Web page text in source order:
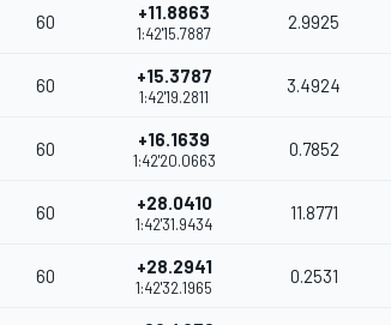
60 +11.8863
1:42'15.7887
2.9925
60 +15.3787
1:42'19.2811
3.4924
60 +16.1639
1:42'20.0663
0.7852
60 +28.0410
1:42'31.9434
11.8771
60 +28.2941
1:42'32.1965
0.2531